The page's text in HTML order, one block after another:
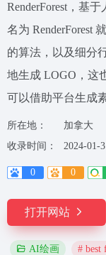
RenderForest，基
名为 RenderForest
的算法，以及细分
地生成 LOGO，这
可以借助平台生成
所在地：
加拿大
收录时间：
2024-01-
0 0
打开网站
AI绘画 # best